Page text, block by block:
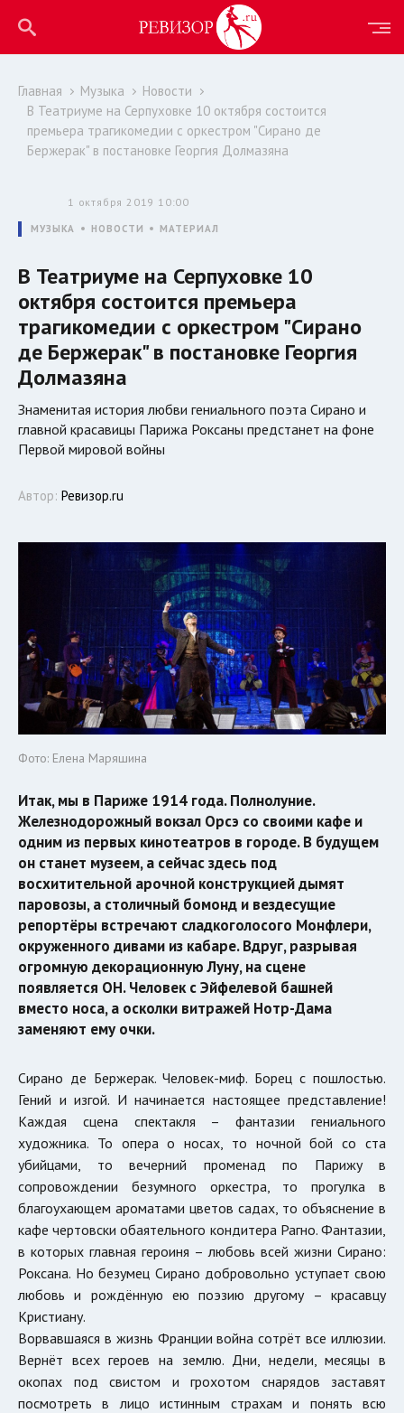
Главная Музыка
Новости
В Театриуме на Серпуховке 10 октября состоится
премьера трагикомедии с оркестром "Сирано де
Бержерак" в постановке Георгия Долмазяна
1 октября 2019 10:00
МУЗЫКА НОВОСТИ МАТЕРИАЛ
В Театриуме на Серпуховке 10
октября состоится премьера
трагикомедии с оркестром "Сирано
де Бержерак" в постановке Георгия
Долмазяна
Знаменитая история любви гениального поэта Сирано и
главной красавицы Парижа Роксаны предстанет на фоне
Первой мировой войны
Автор: Ревизор.ru
Фото: Елена Маряшина
Итак, мы в Париже 1914 года. Полнолуние.
Железнодорожный вокзал Орсэ со своими кафе и
одним из первых кинотеатров в городе. В будущем
он станет музеем, а сейчас здесь под
восхитительной арочной конструкцией дымят
паровозы, а столичный бомонд и вездесущие
репортёры встречают сладкоголосого Монфлери,
окруженного дивами из кабаре. Вдруг, разрывая
огромную декорационную Луну, на сцене
появляется ОН. Человек с Эйфелевой башней
вместо носа, а осколки витражей Нотр-Дама
заменяют ему очки.
Сирано де Бержерак. Человек-миф. Борец с пошлостью.
Гений и изгой. И начинается настоящее представление!
Каждая сцена спектакля – фантазии гениального
художника. То опера о носах, то ночной бой со ста
убийцами, то вечерний променад по Парижу в
сопровождении безумного оркестра, то прогулка в
благоухающем ароматами цветов садах, то объяснение в
кафе чертовски обаятельного кондитера Рагно. Фантазии,
в которых главная героиня – любовь всей жизни Сирано:
Роксана. Но безумец Сирано добровольно уступает свою
любовь и рождённую ею поэзию другому – красавцу
Кристиану.
Ворвавшаяся в жизнь Франции война сотрёт все иллюзии.
Вернёт всех героев на землю. Дни, недели, месяцы в
окопах под свистом и грохотом снарядов заставят
посмотреть в лицо истинным страхам и понять всю